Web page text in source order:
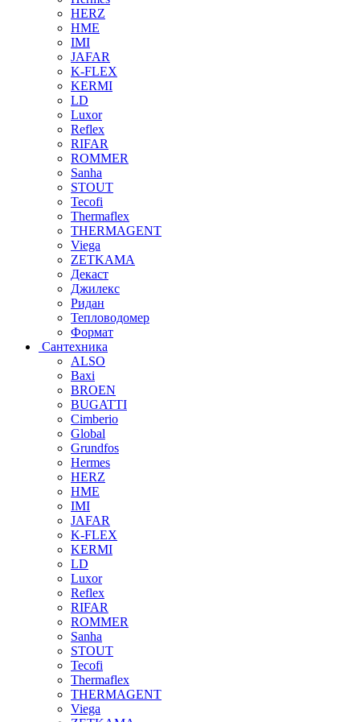
HERZ
HME
IMI
JAFAR
K-FLEX
KERMI
LD
Luxor
Reflex
RIFAR
ROMMER
Sanha
STOUT
Tecofi
Thermaflex
THERMAGENT
Viega
ZETKAMA
Декаст
Джилекс
Ридан
Тепловодомер
Формат
Сантехника
ALSO
Baxi
BROEN
BUGATTI
Cimberio
Global
Grundfos
Hermes
HERZ
HME
IMI
JAFAR
K-FLEX
KERMI
LD
Luxor
Reflex
RIFAR
ROMMER
Sanha
STOUT
Tecofi
Thermaflex
THERMAGENT
Viega